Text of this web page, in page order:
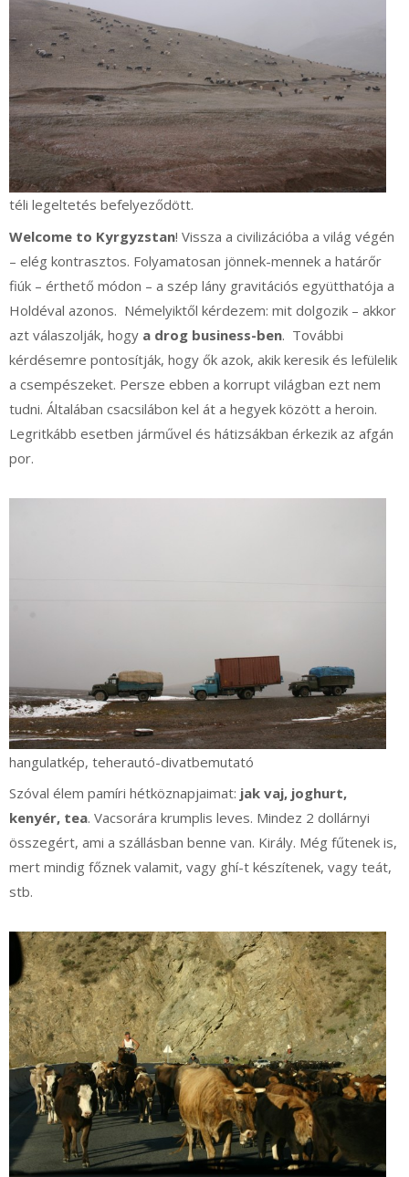
téli legeltetés befelyeződött.
Welcome to Kyrgyzstan! Vissza a civilizációba a világ végén
– elég kontrasztos. Folyamatosan jönnek-mennek a határőr
fiúk – érthető módon – a szép lány gravitációs együtthatója a
Holdéval azonos. Némelyiktől kérdezem: mit dolgozik – akkor
azt válaszolják, hogy a drog business-ben. További
kérdésemre pontosítják, hogy ők azok, akik keresik és lefülelik
a csempészeket. Persze ebben a korrupt világban ezt nem
tudni. Általában csacsilábon kel át a hegyek között a heroin.
Legritkább esetben járművel és hátizsákban érkezik az afgán
por.
hangulatkép, teherautó-divatbemutató
Szóval élem pamíri hétköznapjaimat: jak vaj, joghurt,
kenyér, tea. Vacsorára krumplis leves. Mindez 2 dollárnyi
összegért, ami a szállásban benne van. Király. Még fűtenek is,
mert mindig főznek valamit, vagy ghí-t készítenek, vagy teát,
stb.